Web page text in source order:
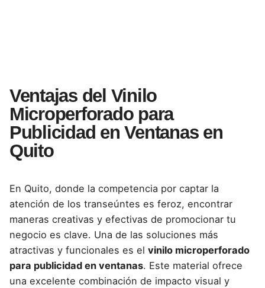
Ventajas del Vinilo
Microperforado para
Publicidad en Ventanas en
Quito
En Quito, donde la competencia por captar la
atención de los transeúntes es feroz, encontrar
maneras creativas y efectivas de promocionar tu
negocio es clave. Una de las soluciones más
atractivas y funcionales es el vinilo microperforado
para publicidad en ventanas. Este material ofrece
una excelente combinación de impacto visual y